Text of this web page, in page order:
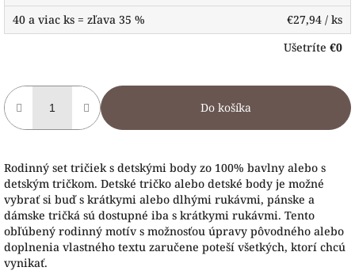
40 a viac ks = zľava 35 %
€27,94 / ks
Ušetríte €0
Do košíka
Rodinný set tričiek s detskými body zo 100% bavlny alebo s
detským tričkom. Detské tričko alebo detské body je možné
vybrať si buď s krátkymi alebo dlhými rukávmi, pánske a
dámske tričká sú dostupné iba s krátkymi rukávmi. Tento
obľúbený rodinný motív s možnosťou úpravy pôvodného alebo
doplnenia vlastného textu zaručene poteší všetkých, ktorí chcú
vynikať.